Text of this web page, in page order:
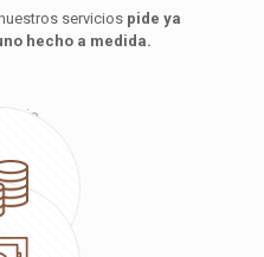
serviciospide ya
hecho a medida.